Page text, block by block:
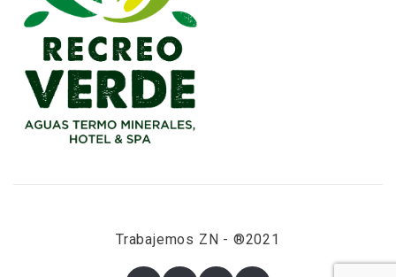
Trabajemos ZN - ®2021